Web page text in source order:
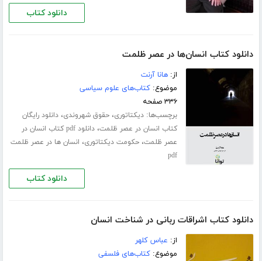
دانلود کتاب
دانلود کتاب انسان‌ها در عصر ظلمت
از:هانا آرنت
موضوع:کتاب‌های علوم سیاسی
۳۳۶ صفحه
برچسب‌ها:دیکتاتوری،حقوق شهروندی،دانلود رایگان
کتاب انسان در عصر ظلمت،
دانلود pdf کتاب انسان در
عصر ظلمت،حکومت دیکتاتوری، انسان ها در عصر ظلمت
pdf
دانلود کتاب
دانلود کتاب اشراقات ربانی در شناخت انسان
از: عباس کلهر
موضوع:کتاب‌های فلسفی